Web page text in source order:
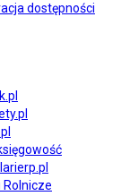
dostępności
Rolnicze